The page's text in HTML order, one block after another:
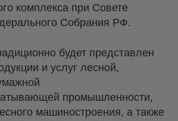
комплекса при Совете
Собрания РФ.
будет представлен
и услуг лесной,
промышленности,
машиностроения, а также